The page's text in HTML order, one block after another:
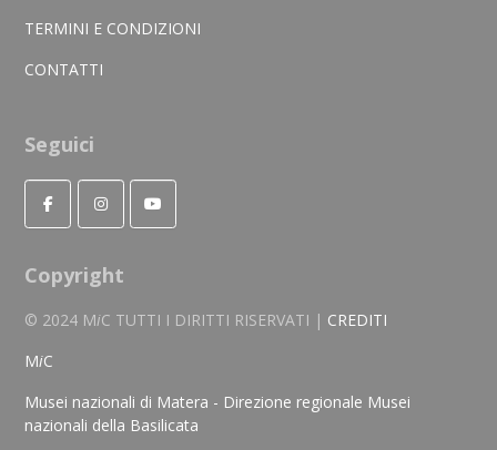
TERMINI E CONDIZIONI
CONTATTI
Seguici
Copyright
© 2024 MiC TUTTI I DIRITTI RISERVATI | CREDITI
MiC
Musei nazionali di Matera - Direzione regionale Musei
nazionali della Basilicata